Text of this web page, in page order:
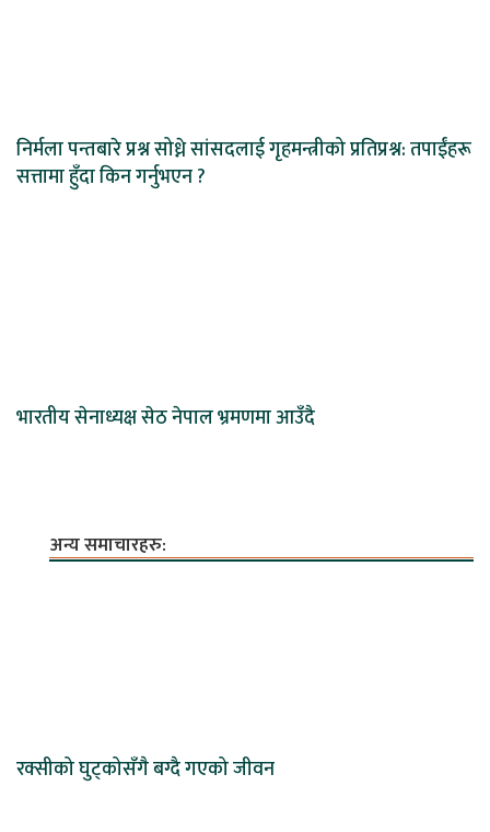
निर्मला पन्तबारे प्रश्न सोध्ने सांसदलाई गृहमन्त्रीको प्रतिप्रश्न: तपाईंहरू
सत्तामा हुँदा किन गर्नुभएन ?
भारतीय सेनाध्यक्ष सेठ नेपाल भ्रमणमा आउँदै
अन्य समाचारहरु:
रक्सीको घुट्कोसँगै बग्दै गएको जीवन